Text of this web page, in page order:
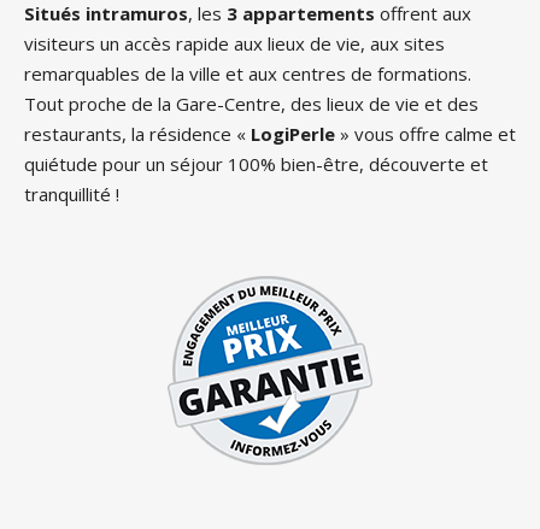
Situés intramuros, les 3 appartements offrent aux
visiteurs un accès rapide aux lieux de vie, aux sites
remarquables de la ville et aux centres de formations.
Tout proche de la Gare-Centre, des lieux de vie et des
restaurants, la résidence « LogiPerle » vous offre calme et
quiétude pour un séjour 100% bien-être, découverte et
tranquillité !